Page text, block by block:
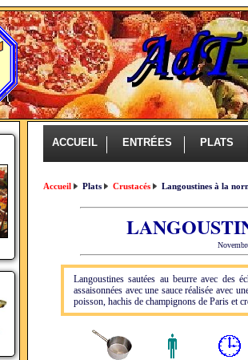
ACCUEIL ENTRÉES PLATS
Accueil Plats Crustacés Langoustines à la
Langoustines sautées au beurre avec des
assaisonnées avec une sauce réalisée avec
poisson, hachis de champignons de Paris et